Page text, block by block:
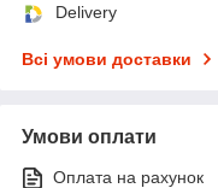
Delivery
Всі умови доставки
Умови оплати
Оплата на рахунок